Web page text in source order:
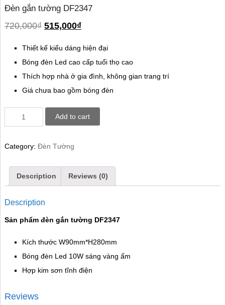
Đèn gắn tường DF2347
720,000₫ 515,000₫
Thiết kế kiểu dáng hiện đại
Bóng đèn Led cao cấp tuổi thọ cao
Thích hợp nhà ở gia đình, không gian trang trí
Giá chưa bao gồm bóng đèn
Add to cart
Category: Đèn Tường
Description Reviews (0)
Description
Sản phẩm đèn gắn tường DF2347
Kích thước W90mm*H280mm
Bóng đèn Led 10W sáng vàng ấm
Hợp kim sơn tĩnh điện
Reviews